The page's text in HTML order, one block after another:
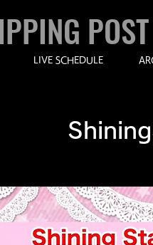
POST
LIVE SCHEDULE